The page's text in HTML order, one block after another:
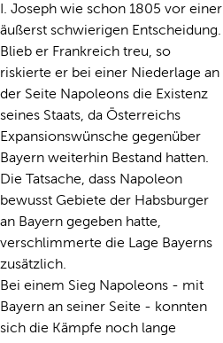
I. Joseph wie schon 1805 vor einer
äußerst schwierigen Entscheidung.
Blieb er Frankreich treu, so
riskierte er bei einer Niederlage an
der Seite Napoleons die Existenz
seines Staats, da Österreichs
Expansionswünsche gegenüber
Bayern weiterhin Bestand hatten.
Die Tatsache, dass Napoleon
bewusst Gebiete der Habsburger
an Bayern gegeben hatte,
verschlimmerte die Lage Bayerns
zusätzlich.
Bei einem Sieg Napoleons - mit
Bayern an seiner Seite - konnten
sich die Kämpfe noch lange